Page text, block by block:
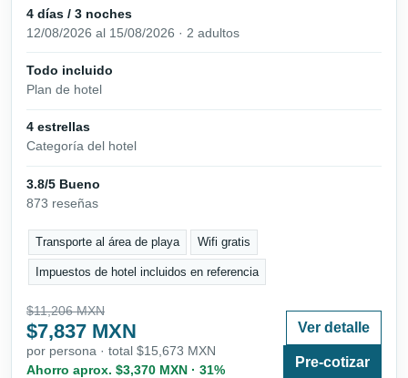
4 días / 3 noches
12/08/2026 al 15/08/2026 · 2 adultos
Todo incluido
Plan de hotel
4 estrellas
Categoría del hotel
3.8/5 Bueno
873 reseñas
Transporte al área de playa Wifi gratis
Impuestos de hotel incluidos en referencia
$11,206 MXN
$7,837 MXN
por persona · total $15,673 MXN
Ahorro aprox. $3,370 MXN · 31%
Ver detalle
Pre-cotizar